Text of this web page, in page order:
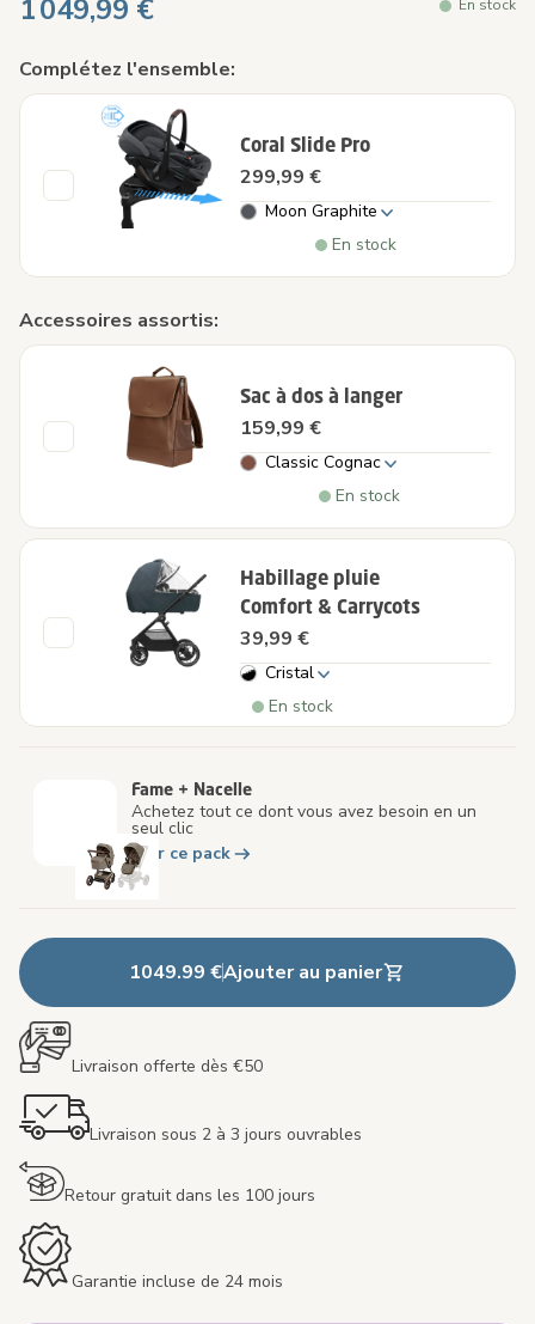
1 049,99 € En stock
Complétez l'ensemble:
Coral Slide Pro
299,99 €
Moon Graphite
En stock
Accessoires assortis:
Sac à dos à langer
159,99 €
Classic Cognac
En stock
Habillage pluie
Comfort & Carrycots
39,99 €
Cristal
En stock
Fame + Nacelle
Achetez tout ce dont vous avez besoin en un
seul clic
Voir ce pack
1049.99 €Ajouter au panier
Livraison offerte dès €50
Livraison sous 2 à 3 jours ouvrables
Retour gratuit dans les 100 jours
Garantie incluse de 24 mois